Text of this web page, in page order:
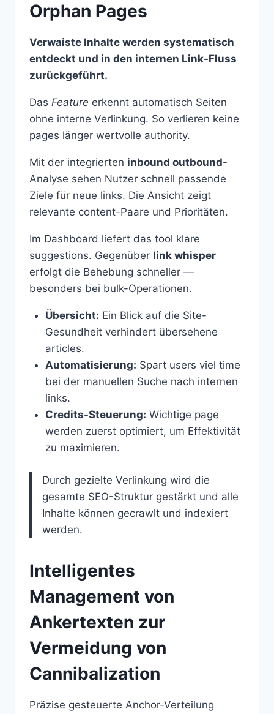
Orphan Pages
Verwaiste Inhalte werden systematisch
entdeckt und in den internen Link-Fluss
zurückgeführt.
Das Feature erkennt automatisch Seiten
ohne interne Verlinkung. So verlieren keine
pages länger wertvolle authority.
Mit der integrierten inbound outbound-
Analyse sehen Nutzer schnell passende
Ziele für neue links. Die Ansicht zeigt
relevante content-Paare und Prioritäten.
Im Dashboard liefert das tool klare
suggestions. Gegenüber link whisper
erfolgt die Behebung schneller —
besonders bei bulk-Operationen.
Übersicht: Ein Blick auf die Site-
Gesundheit verhindert übersehene
articles.
Automatisierung: Spart users viel time
bei der manuellen Suche nach internen
links.
Credits-Steuerung: Wichtige page
werden zuerst optimiert, um Effektivität
zu maximieren.
Durch gezielte Verlinkung wird die
gesamte SEO-Struktur gestärkt und alle
Inhalte können gecrawlt und indexiert
werden.
Intelligentes
Management von
Ankertexten zur
Vermeidung von
Cannibalization
Präzise gesteuerte Anchor-Verteilung